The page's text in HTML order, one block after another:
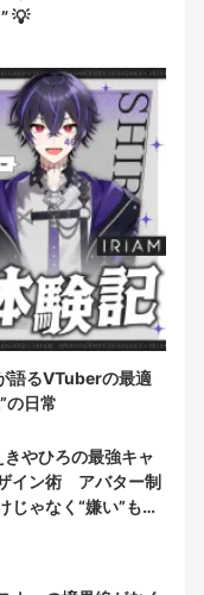
💡
語るVTuberの最適
の日常
やひろの最強キャ
イン術 アバター制
じゃなく“嫌い”もブ